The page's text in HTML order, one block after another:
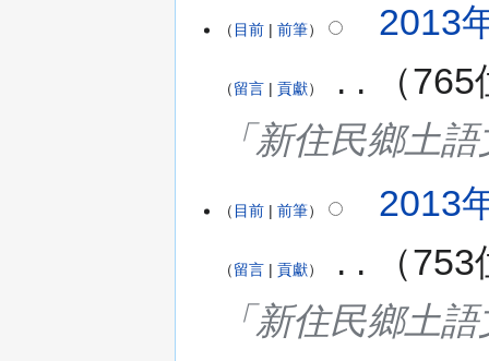
目前 前筆 2013
留言 貢獻
765
「新住民鄉土
目前 前筆 2013
留言 貢獻
753
「新住民鄉土